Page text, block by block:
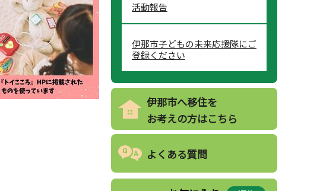
活動報告
伊那市子どもの未来応援隊にご
登録ください
伊那市へ移住を
お考えの方はこちら
よくある質問